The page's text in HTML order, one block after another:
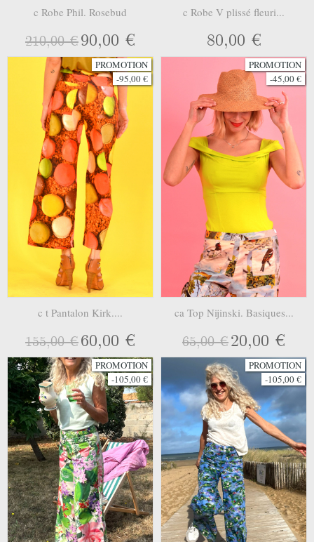
c Robe Phil. Rosebud
210,00 €90,00 €
c Robe V plissé fleuri...
80,00 €
PROMOTION
-95,00 €
c t Pantalon Kirk....
155,00 €60,00 €
PROMOTION
-45,00 €
ca Top Nijinski. Basiques...
65,00 €20,00 €
PROMOTION
-105,00 €
PROMOTION
-105,00 €